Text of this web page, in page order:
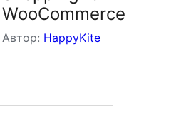
WooCommerce
Автор: HappyKite